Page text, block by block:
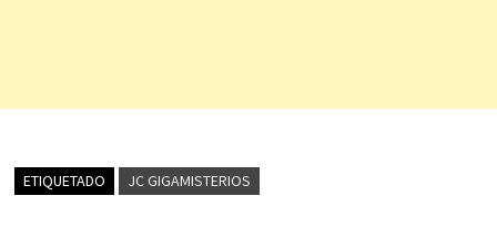
ETIQUETADO JC GIGAMISTERIOS